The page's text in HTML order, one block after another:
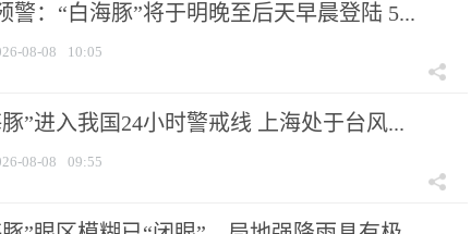
警：“白海豚”将于明晚至后天早晨登陆 5...
08-08 10:05
”进入我国24小时警戒线 上海处于台风...
08-08 09:55